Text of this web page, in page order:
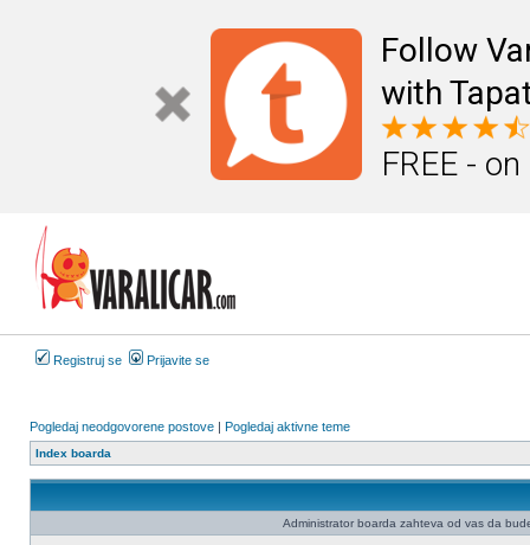
Follow
with
FREE -
Registruj se Prijavite se
Pogledaj neodgovorene postove | Pogledaj aktivne teme
Index boarda
Administrator boarda zahteva od vas da